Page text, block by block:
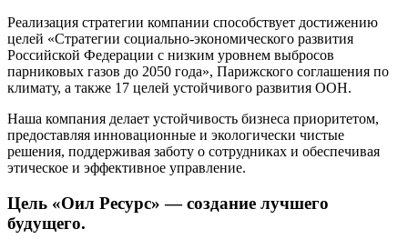
Реализация стратегии компании способствует достижению
целей «Стратегии социально-экономического развития
Российской Федерации с низким уровнем выбросов
парниковых газов до 2050 года», Парижского соглашения по
климату, а также 17 целей устойчивого развития ООН.
Наша компания делает устойчивость бизнеса приоритетом,
предоставляя инновационные и экологически чистые
решения, поддерживая заботу о сотрудниках и обеспечивая
этическое и эффективное управление.
Цель «Оил Ресурс» — создание лучшего
будущего.